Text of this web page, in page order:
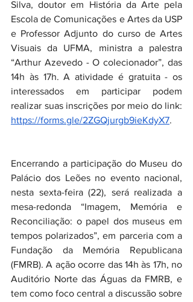
Silva, doutor em História da Arte pela
Escola de Comunicações e Artes da USP
e Professor Adjunto do curso de Artes
Visuais da UFMA, ministra a palestra
“Arthur Azevedo - O colecionador”, das
14h às 17h. A atividade é gratuita - os
interessados em participar podem
https://forms.gle/2ZGQjurgb9ieKdyX7.
Encerrando a participação do Museu do
Palácio dos Leões no evento nacional,
nesta sexta-feira (22), será realizada a
mesa-redonda “Imagem, Memória e
Reconciliação: o papel dos museus em
tempos polarizados”, em parceria com a
Fundação da Memória Republicana
(FMRB). A ação ocorre das 14h às 17h, no
Auditório Norte das Águas da FMRB, e
tem como foco central a discussão sobre